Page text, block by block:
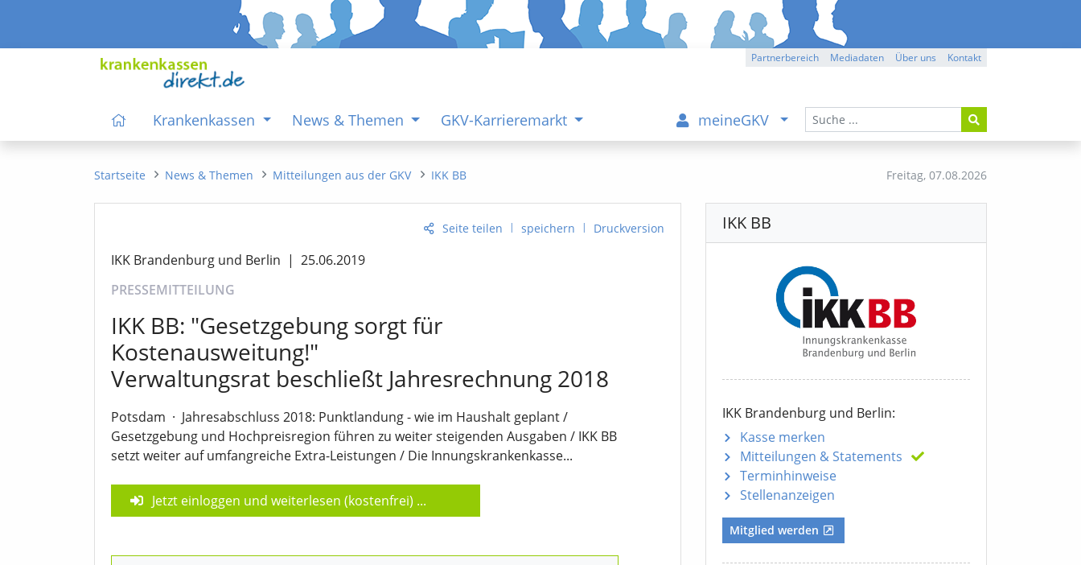
Partnerbereich Mediadaten Über uns Kontakt
Krankenkassen News & Themen GKV-Karrieremarkt meineGKV
Freitag, 07.08.2026
Startseite News & Themen Mitteilungen aus der GKV IKK BB
Seite teilen | speichern | Druckversion
IKK Brandenburg und Berlin | 25.06.2019
PRESSEMITTEILUNG
IKK BB: "Gesetzgebung sorgt für
Kostenausweitung!"
Verwaltungsrat beschließt Jahresrechnung 2018
Potsdam · Jahresabschluss 2018: Punktlandung - wie im Haushalt geplant /
Gesetzgebung und Hochpreisregion führen zu weiter steigenden Ausgaben / IKK BB
setzt weiter auf umfangreiche Extra-Leistungen / Die Innungskrankenkasse...
Jetzt einloggen und weiterlesen (kostenfrei) ...
IKK BB
IKK Brandenburg und Berlin:
Kasse merken
Mitteilungen & Statements
Terminhinweise
Stellenanzeigen
Mitglied werden